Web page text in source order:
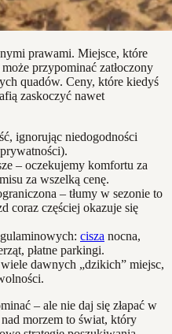
prawami. Miejsce, które
przypominać zatłoczony
quadów. Ceny, które kiedyś
zaskoczyć nawet
ignorując niedogodności
– oczekujemy komfortu za
za wszelką cenę.
– tłumy w sezonie to
coraz częściej okazuje się
cisza nocna,
płatne parkingi.
dawnych „dzikich” miejsc,
– ale nie daj się złapać w
nad morzem to świat, który